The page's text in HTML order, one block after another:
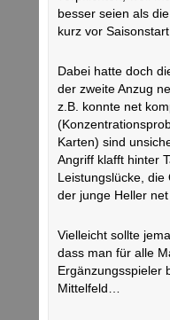
besser seien als
kurz vor
Dabei hatte doch
der zweite Anzug
z.B. konnte net
Karten) sind
Angriff klafft hinter
Leistungslücke,
der junge Heller
Vielleicht sollte
dass man für alle
Ergänzungsspieler
Mittelfeld…